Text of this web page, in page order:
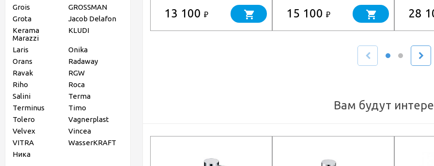
Grois
GROSSMAN
Grota
Jacob Delafon
Kerama
Marazzi
KLUDI
Laris
Onika
Orans
Radaway
Ravak
RGW
Riho
Roca
Salini
Terma
Terminus
Timo
Tolero
Vagnerplast
Velvex
Vincea
VITRA
WasserKRAFT
Ника
13 100 ₽ 15 100 ₽ 28
Вам будут